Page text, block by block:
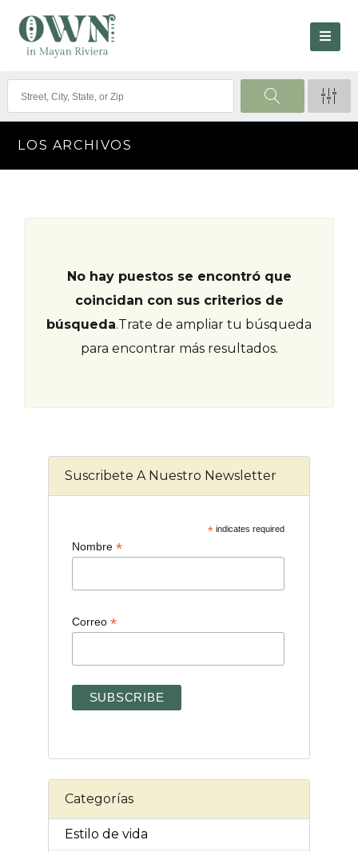
LOS ARCHIVOS
No hay puestos se encontró que
coincidan con sus criterios de
búsqueda.Trate de ampliar tu búsqueda
para encontrar más resultados.
Suscribete A Nuestro Newsletter
*indicates required
Nombre *
Correo *
Categorías
Estilo de vida